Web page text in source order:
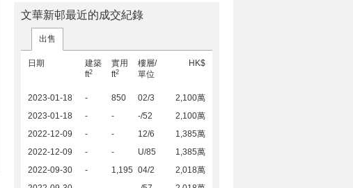
文華新邨最近的成交紀錄
出售
日期
建築
ft2
實用
ft2
樓層/
單位
HK$
2023-01-18 - 850 02/3
2,100萬
2023-01-18
- - -/52
2,100萬
2022-12-09
- - 12/6
1,385萬
2022-12-09
- - U/85
1,385萬
2022-09-30
- 1,195 04/2
2,018萬